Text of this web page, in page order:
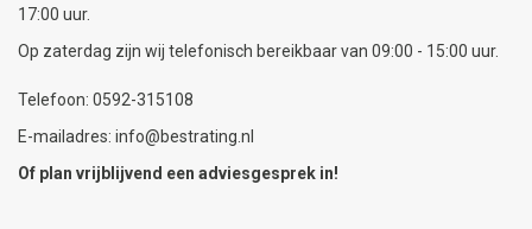
17:00 uur.
Op zaterdag zijn wij telefonisch bereikbaar van 09:00 - 15:00 uur.
Telefoon: 0592-315108
E-mailadres: info@bestrating.nl
Of plan vrijblijvend een adviesgesprek in!